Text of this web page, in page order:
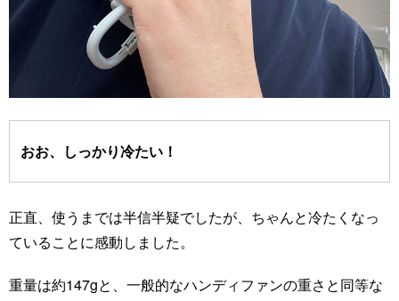
おお、しっかり冷たい！
正直、使うまでは半信半疑でしたが、ちゃんと冷たくなっ
ていることに感動しました。
重量は約147gと、一般的なハンディファンの重さと同等な